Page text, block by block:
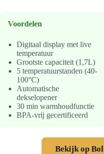
Voordelen
Digitaal display met live
temperatuur
Grootste capaciteit (1,7L)
5 temperatuurstanden (40-
100°C)
Automatische
dekselopener
30 min warmhoudfunctie
BPA-vrij gecertificeerd
Bekijk op Bol